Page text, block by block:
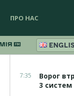
ПРО НАС
7:35
Ворог
3